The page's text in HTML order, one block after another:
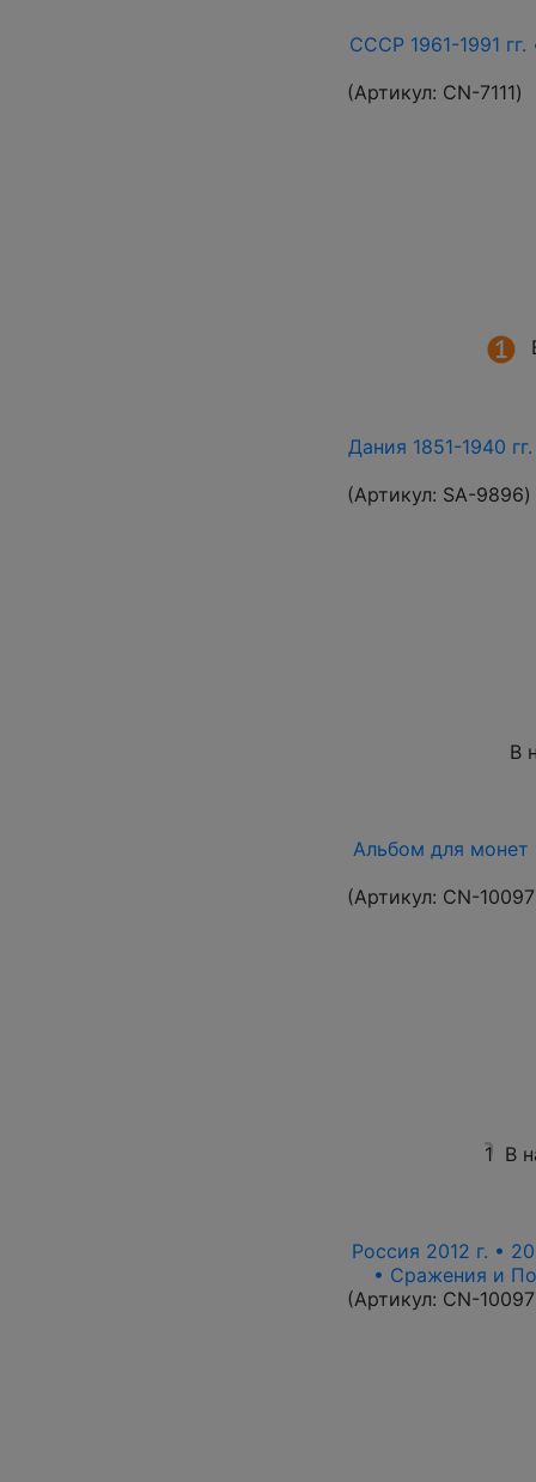
СССР 1961-1991
(Артикул: СN-7111)
Дания 1851-1940
(Артикул: SA-9896)
В
Альбом для монет
(Артикул: CN-
1 В
Россия 2012 г. •
• Сражения и
(Артикул: CN-10097